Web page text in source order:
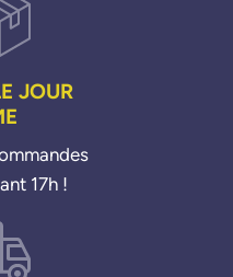
JOUR
17h !